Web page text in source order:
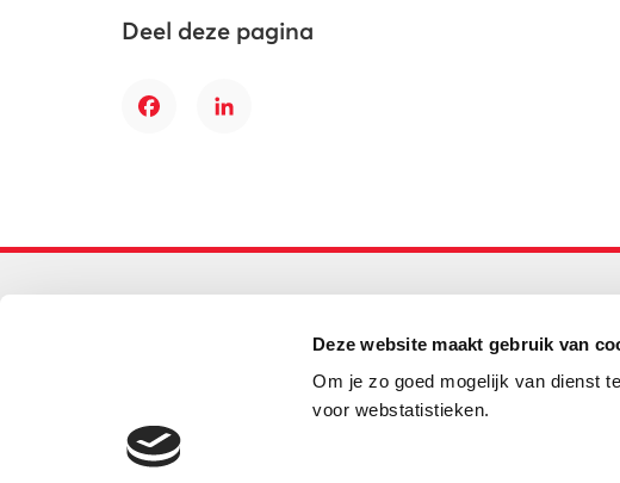
Deze website maakt gebruik van
Om je zo goed mogelijk van dienst
voor webstatistieken.
Deel deze pagina
FacebookLinkedIn
helpdesk@lowanpo.nl